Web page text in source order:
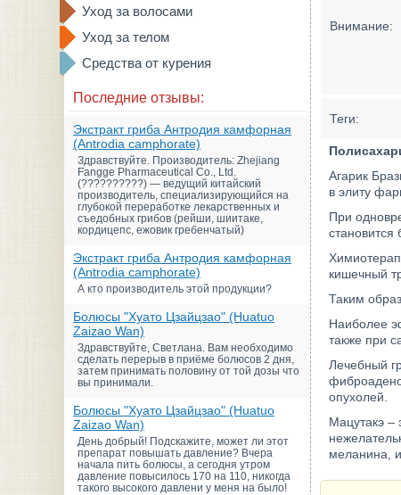
Уход за волосами
Уход за телом
Средства от курения
Последние отзывы:
Экстракт гриба Антродия камфорная
(Antrodia camphorate)
Здравствуйте. Производитель: Zhejiang
Fangge Pharmaceutical Co., Ltd.
(??????????) — ведущий китайский
производитель, специализирующийся на
глубокой переработке лекарственных и
съедобных грибов (рейши, шиитаке,
кордицепс, ежовик гребенчатый)
Экстракт гриба Антродия камфорная
(Antrodia camphorate)
А кто производитель этой продукции?
Болюсы "Хуато Цзайцзао" (Huatuo
Zaizao Wan)
Здравствуйте, Светлана. Вам необходимо
сделать перерыв в приёме болюсов 2 дня,
затем принимать половину от той дозы что
вы принимали.
Болюсы "Хуато Цзайцзао" (Huatuo
Zaizao Wan)
День добрый! Подскажите, может ли этот
препарат повышать давление? Вчера
начала пить болюсы, а сегодня утром
давление повысилось 170 на 110, никогда
такого высокого давлени у меня на было!
Внимание:
Теги:
Агарик
в элиту
При
становится
кишечный
Таким
Наиболее
также при
Лечебный
опухолей.
Мацутакэ –
меланина,